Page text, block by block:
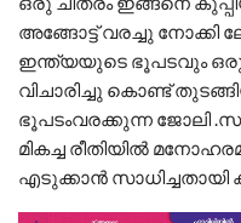
അങ്ങോട്ട് വരച്ചു നോക്കി
ഇന്ത്യയുടെ ഭൂപടവും
വിചാരിച്ചു കൊണ്ട്
ഭൂപടംവരക്കുന്ന ജോലി
മികച്ച രീതിയിൽ
എടുക്കാൻ